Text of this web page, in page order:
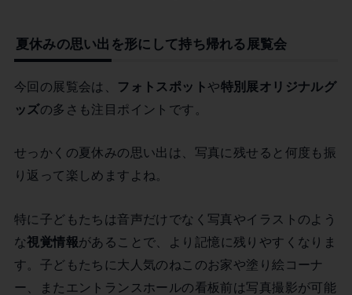
夏休みの思い出を形にして持ち帰れる展覧会
今回の展覧会は、 フォトスポット や特別展オリジナルグ
ッズの多さも注目ポイントです。
せっかくの夏休みの思い出は、写真に残せると何度も振
り返って楽しめますよね。
特に子どもたちは音声だけでなく写真やイラストのよう
な視覚情報があることで、より記憶に残りやすくなりま
す。子どもたちに大人気のねこのお家や塗り絵コーナ
ー、またエントランスホールの看板前は写真撮影が可能